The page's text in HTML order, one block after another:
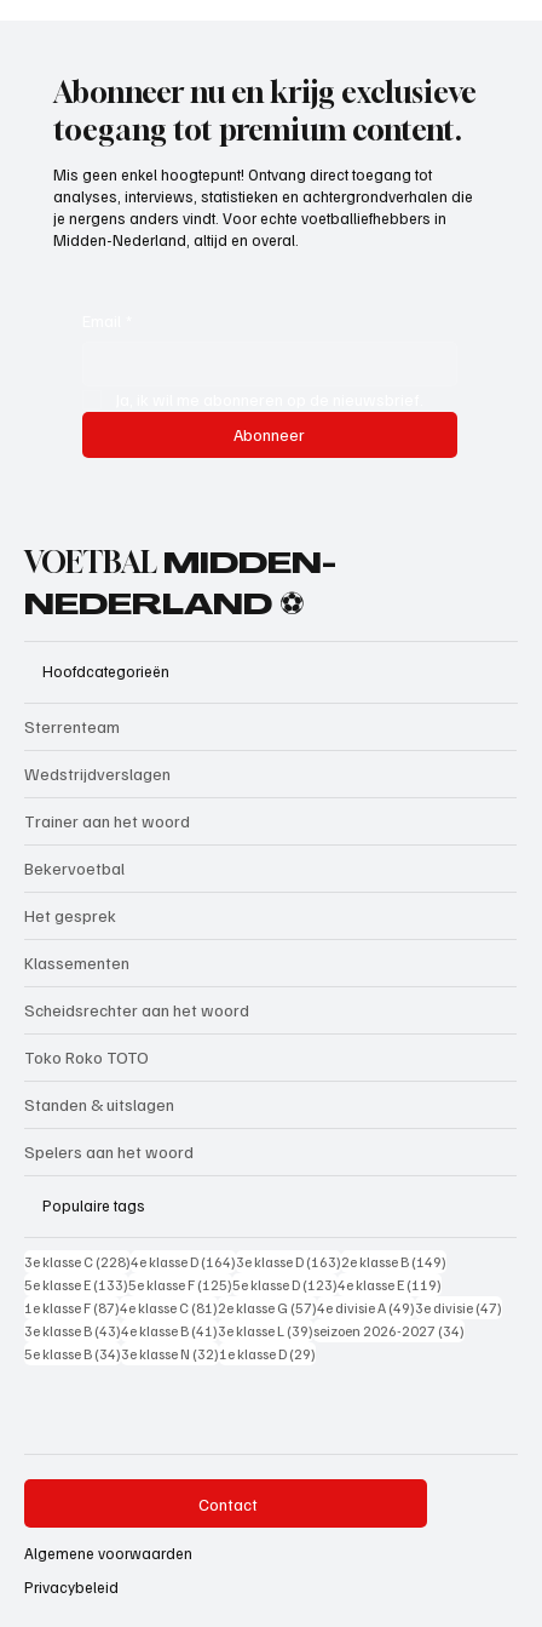
Abonneer nu en krijg exclusieve
toegang tot premium content.
Mis geen enkel hoogtepunt! Ontvang direct toegang tot
analyses, interviews, statistieken en achtergrondverhalen die
je nergens anders vindt. Voor echte voetballiefhebbers in
Midden-Nederland, altijd en overal.
Abonneer
VOETBAL MIDDEN-
NEDERLAND ⚽
Hoofdcategorieën
Sterrenteam
Wedstrijdverslagen
Trainer aan het woord
Bekervoetbal
Het gesprek
Klassementen
Scheidsrechter aan het woord
Toko Roko TOTO
Standen & uitslagen
Spelers aan het woord
Populaire tags
3e klasse C (228)228 posts
4e klasse D (164)164 posts
3e klasse D (163)163 posts
2e klasse B (149)
5e klasse E (133)133 posts
5e klasse F (125)125 posts
5e klasse D (123)123 posts
4e klasse E (119)
1e klasse F (87)87 posts
4e klasse C (81)81 posts
2e klasse G (57)57 posts
4e divisie A (49)49 posts
3e divisie (47)
3e klasse B (43)43 posts
4e klasse B (41)41 posts
3e klasse L (39)39 posts
seizoen 2026-2027 (34)
5e klasse B (34)34 posts
3e klasse N (32)32 posts
1e klasse D (29)
Contact
Algemene voorwaarden
Privacybeleid